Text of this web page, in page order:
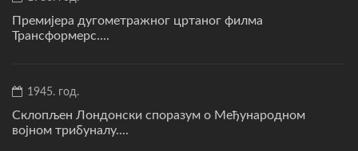
Премијера дугометражног цртаног филма
Трансформерс....
1945. год.
Склопљен Лондонски споразум о Међународном
војном трибуналу....